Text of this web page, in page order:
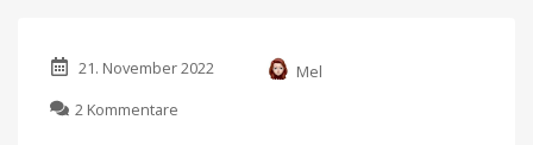
21. November 2022
Mel
2 Kommentare